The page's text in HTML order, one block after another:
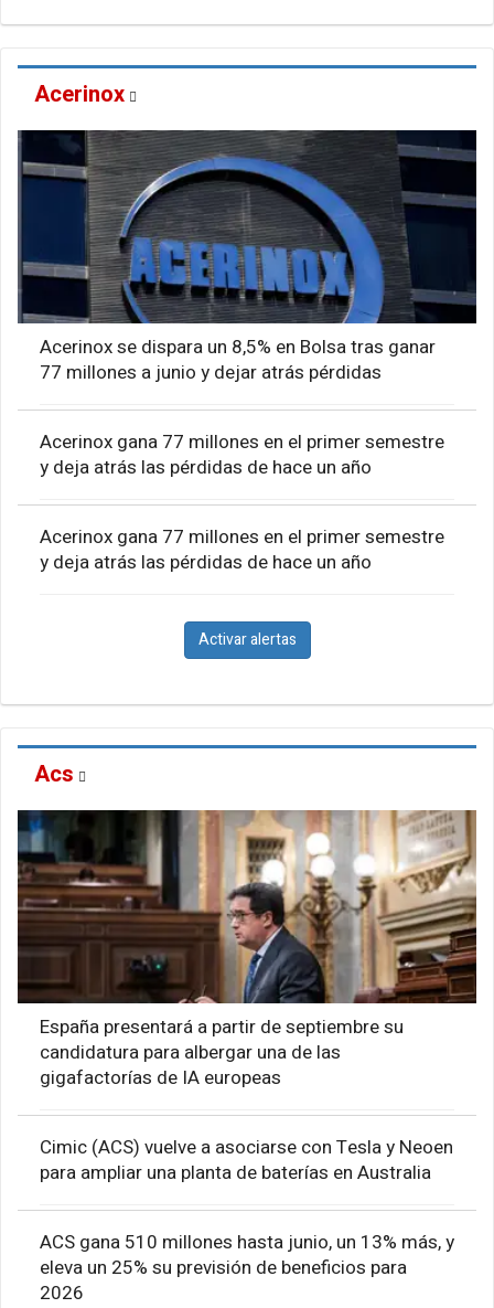
Acerinox
Acerinox se dispara un 8,5% en Bolsa tras ganar
77 millones a junio y dejar atrás pérdidas
Acerinox gana 77 millones en el primer semestre
y deja atrás las pérdidas de hace un año
Acerinox gana 77 millones en el primer semestre
y deja atrás las pérdidas de hace un año
Activar alertas
Acs
España presentará a partir de septiembre su
candidatura para albergar una de las
gigafactorías de IA europeas
Cimic (ACS) vuelve a asociarse con Tesla y Neoen
para ampliar una planta de baterías en Australia
ACS gana 510 millones hasta junio, un 13% más, y
eleva un 25% su previsión de beneficios para
2026